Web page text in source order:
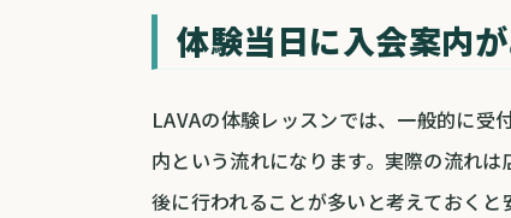
体験当日に入会案内
LAVAの体験レッスンでは、一般的に受
内という流れになります。実際の流れ
後に行われることが多いと考えておくと